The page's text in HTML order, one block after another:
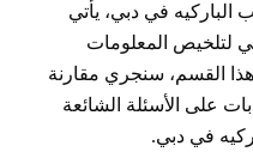
في دبي، يأتي
لتلخيص المعلومات
القسم، سنجري مقارنة
على الأسئلة الشائعة
في دبي.